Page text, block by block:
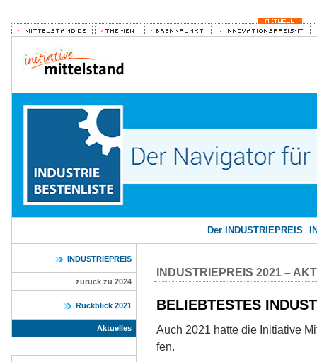
Der INDUSTRIEPREIS |
INDUSTRIEPREIS
zurück zu 2024
Rückblick 2021
Aktuelles
INDUSTRIEPREIS 2021 –
BE­LIEB­TES­TES
Auch 2021 hat­te die In­i­tia­ti­ve
fen.